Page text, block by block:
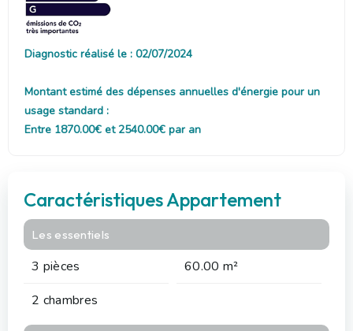
Diagnostic réalisé le : 02/07/2024
Montant estimé des dépenses annuelles d'énergie pour un
usage standard :
Entre 1870.00€ et 2540.00€ par an
Caractéristiques Appartement
Les essentiels
3 pièces
60.00 m²
2 chambres